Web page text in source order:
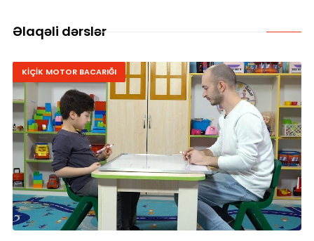
Əlaqəli dərslər
KİÇİK MOTOR BACARIĞI